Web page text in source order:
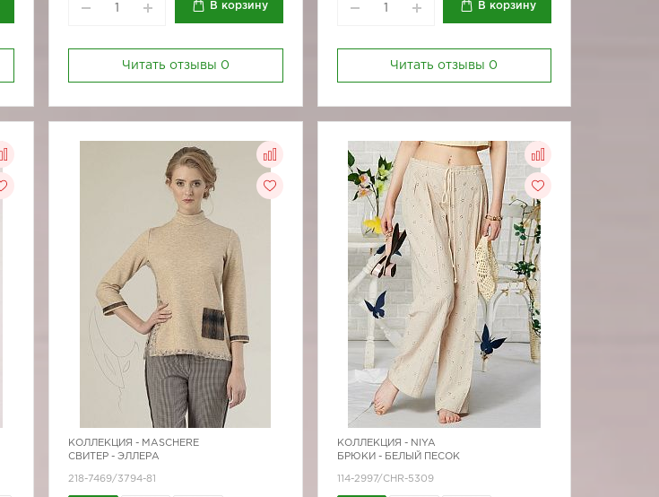
В корзину
Читать отзывы 0
В корзину
Читать отзывы 0
КОЛЛЕКЦИЯ - MASCHERE
СВИТЕР - ЭЛЛЕРА
218-7469/3794-81
КОЛЛЕКЦИЯ - NIYA
БРЮКИ - БЕЛЫЙ ПЕСОК
114-2997/CHR-5309